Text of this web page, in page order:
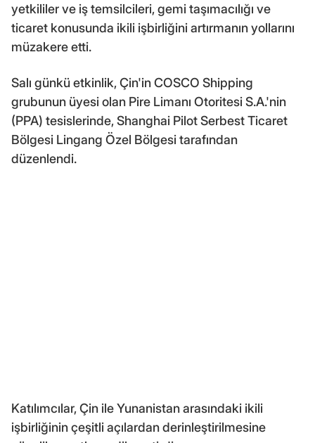
yetkililer ve iş temsilcileri, gemi taşımacılığı ve
ticaret konusunda ikili işbirliğini artırmanın yollarını
müzakere etti.
Salı günkü etkinlik, Çin'in COSCO Shipping
grubunun üyesi olan Pire Limanı Otoritesi S.A.'nin
(PPA) tesislerinde, Shanghai Pilot Serbest Ticaret
Bölgesi Lingang Özel Bölgesi tarafından
düzenlendi.
Katılımcılar, Çin ile Yunanistan arasındaki ikili
işbirliğinin çeşitli açılardan derinleştirilmesine